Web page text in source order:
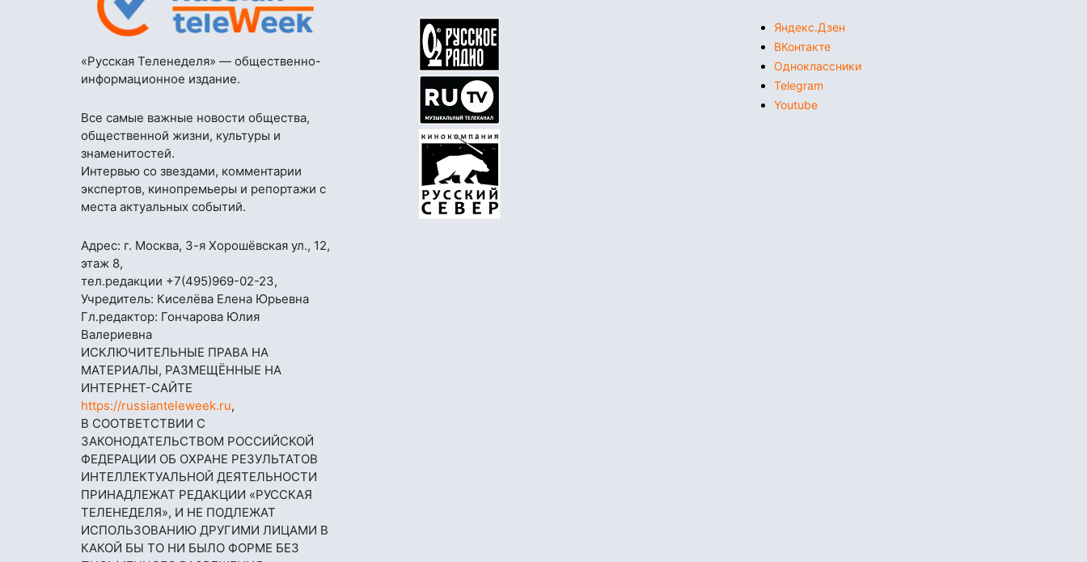
«Русская Теленеделя» — общественно-
информационное издание.
Все самые важные новости общества,
общественной жизни, культуры и
знаменитостей.
Интервью со звездами, комментарии
экспертов, кинопремьеры и репортажи с
места актуальных событий.
Адрес: г. Москва, 3-я Хорошёвская ул., 12,
этаж 8,
тел.редакции +7(495)969-02-23,
Учредитель: Киселёва Елена Юрьевна
Гл.редактор: Гончарова Юлия
Валериевна
ИСКЛЮЧИТЕЛЬНЫЕ ПРАВА НА
МАТЕРИАЛЫ, РАЗМЕЩЁННЫЕ НА
ИНТЕРНЕТ-САЙТЕ
https://russianteleweek.ru,
В СООТВЕТСТВИИ С
ЗАКОНОДАТЕЛЬСТВОМ РОССИЙСКОЙ
ФЕДЕРАЦИИ ОБ ОХРАНЕ РЕЗУЛЬТАТОВ
ИНТЕЛЛЕКТУАЛЬНОЙ ДЕЯТЕЛЬНОСТИ
ПРИНАДЛЕЖАТ РЕДАКЦИИ «РУССКАЯ
ТЕЛЕНЕДЕЛЯ», И НЕ ПОДЛЕЖАТ
ИСПОЛЬЗОВАНИЮ ДРУГИМИ ЛИЦАМИ В
КАКОЙ БЫ ТО НИ БЫЛО ФОРМЕ БЕЗ
Яндекс.Дзен
ВКонтакте
Одноклассники
Telegram
Youtube